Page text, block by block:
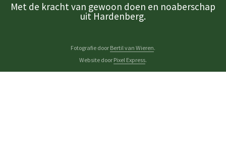
Met de kracht van gewoon doen en noaberschap
uit Hardenberg.
Fotografie door Bertil van Wieren.
Website door Pixel Express.